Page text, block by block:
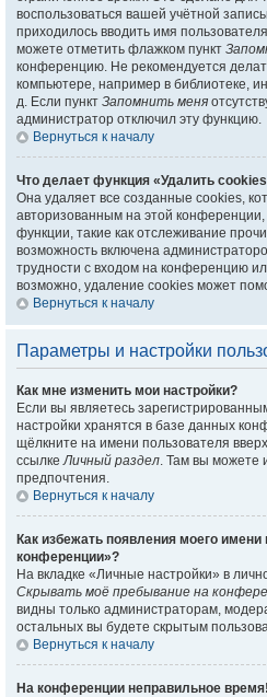
воспользоваться вашей учётной
приходилось вводить имя
можете отметить флажком пункт
конференцию. Не рекомендуется
компьютере, например в библиотеке,
д. Если пункт Запомнить меня
администратор отключил эту функцию.
Вернуться к началу
Что делает функция «Удалить
Она удаляет все созданные cookies,
авторизованным на этой
функции, такие как отслеживание
возможность включена
трудности с входом на конференцию
возможно, удаление cookies может
Вернуться к началу
Параметры и настройки
Как мне изменить мои настройки?
Если вы являетесь
настройки хранятся в базе данных
щёлкните на имени пользователя
ссылкеЛичный раздел. Там вы можете
предпочтения.
Вернуться к началу
Как избежать появления моего имени
конференции»?
На вкладке «Личные настройки» в
Скрывать моё пребывание на
видны только администраторам,
остальных вы будете скрытым
Вернуться к началу
На конференции неправильное время!